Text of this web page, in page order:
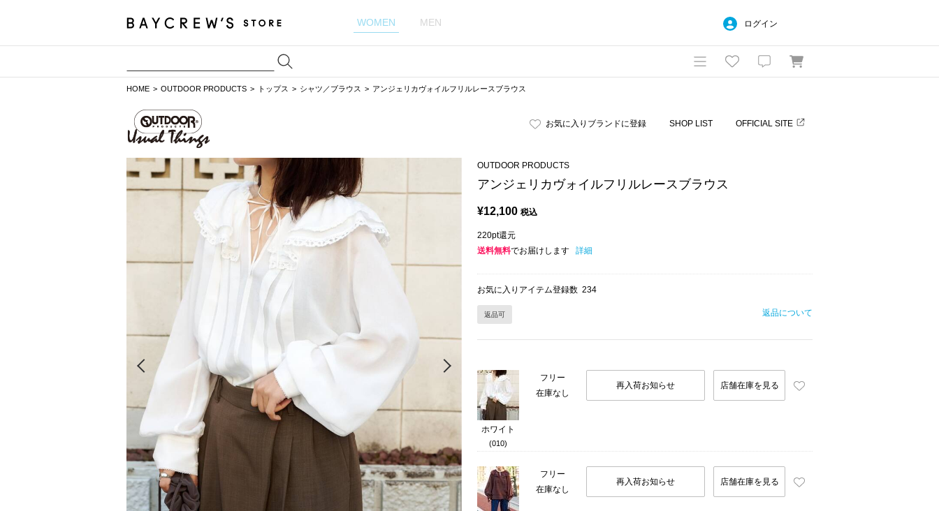
WOMEN MEN ログイン
HOME OUTDOOR PRODUCTS トップス シャツ／ブラウス アンジェリカヴォイルフリルレースブラウス
お気に入りブランドに登録 SHOP LIST OFFICIAL SITE
Prev
OUTDOOR PRODUCTS
アンジェリカヴォイルフリルレースブラウス
¥12,100 税込
220pt還元
送料無料でお届けします 詳細
お気に入りアイテム登録数 234
返品可 返品について
ホワイト
(010)
フリー
在庫なし
再入荷お知らせ 店舗在庫を見る
フリー
在庫なし
再入荷お知らせ 店舗在庫を見る